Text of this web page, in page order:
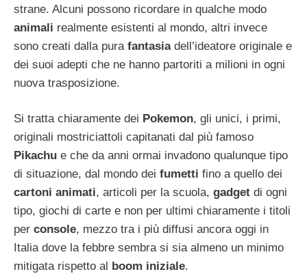
strane. Alcuni possono ricordare in qualche modo
animali realmente esistenti al mondo, altri invece
sono creati dalla pura fantasia dell’ideatore originale e
dei suoi adepti che ne hanno partoriti a milioni in ogni
nuova trasposizione.
Si tratta chiaramente dei Pokemon, gli unici, i primi,
originali mostriciattoli capitanati dal più famoso
Pikachu e che da anni ormai invadono qualunque tipo
di situazione, dal mondo dei fumetti fino a quello dei
cartoni animati, articoli per la scuola, gadget di ogni
tipo, giochi di carte e non per ultimi chiaramente i titoli
per console, mezzo tra i più diffusi ancora oggi in
Italia dove la febbre sembra si sia almeno un minimo
mitigata rispetto al boom iniziale.